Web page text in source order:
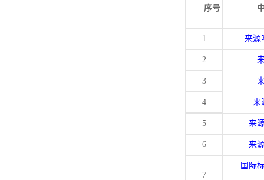
序号
1 来源
2
3
4 来
5 来
6 来
7
国际